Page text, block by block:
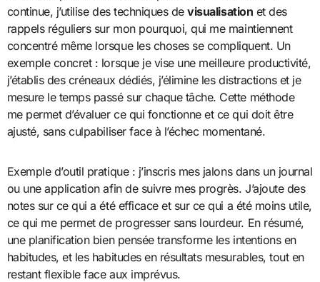
continue, j’utilise des techniques devisualisation et des
rappels réguliers sur mon pourquoi, qui me maintiennent
concentré même lorsque les choses se compliquent. Un
exemple concret : lorsque je vise une meilleure productivité,
j’établis des créneaux dédiés, j’élimine les distractions et je
mesure le temps passé sur chaque tâche. Cette méthode
me permet d’évaluer ce qui fonctionne et ce qui doit être
ajusté, sans culpabiliser face à l’échec momentané.
Exemple d’outil pratique : j’inscris mes jalons dans un journal
ou une application afin de suivre mes progrès. J’ajoute des
notes sur ce qui a été efficace et sur ce qui a été moins utile,
ce qui me permet de progresser sans lourdeur. En résumé,
une planification bien pensée transforme les intentions en
habitudes, et les habitudes en résultats mesurables, tout en
restant flexible face aux imprévus.